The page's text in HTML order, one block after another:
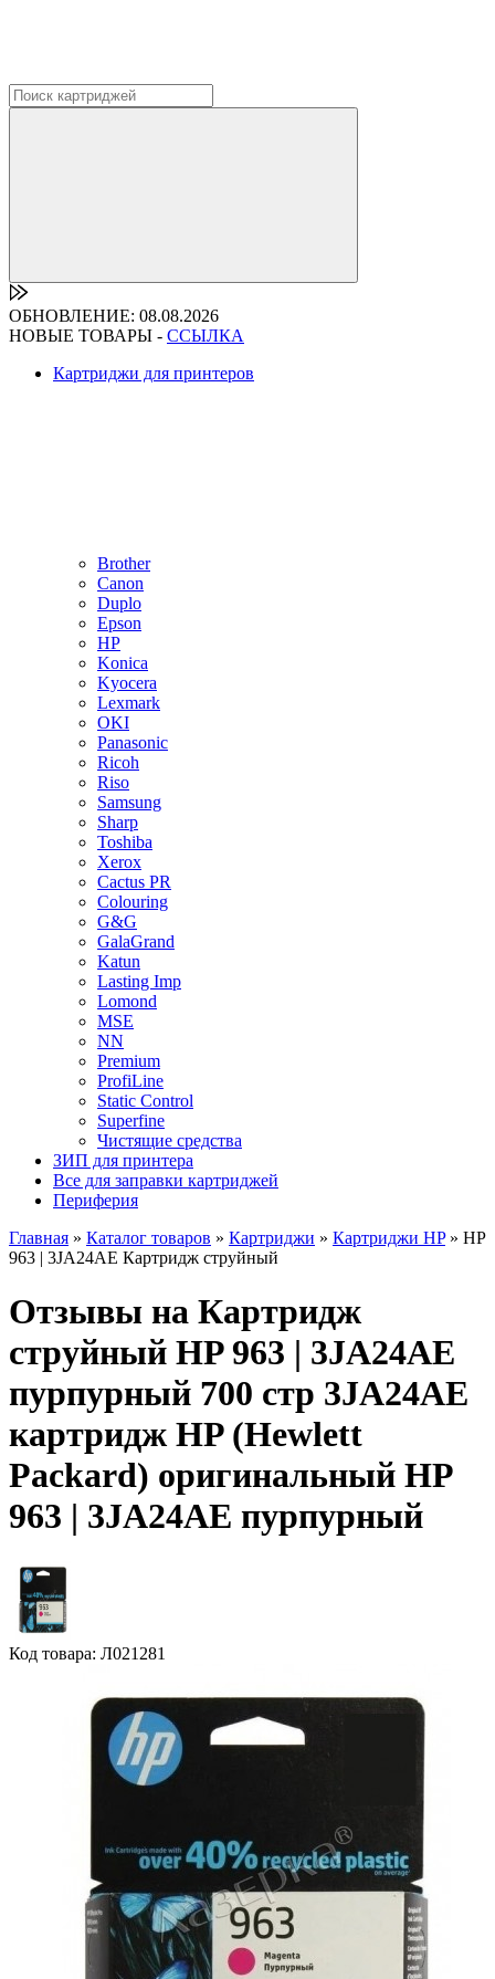
ОБНОВЛЕНИЕ: 08.08.2026
НОВЫЕ ТОВАРЫ - ССЫЛКА
Картриджи для принтеров
Brother
Canon
Duplo
Epson
HP
Konica
Kyocera
Lexmark
OKI
Panasonic
Ricoh
Riso
Samsung
Sharp
Toshiba
Xerox
Cactus PR
Colouring
G&G
GalaGrand
Katun
Lasting Imp
Lomond
MSE
NN
Premium
ProfiLine
Static Control
Superfine
Чистящие средства
ЗИП для принтера
Все для заправки картриджей
Периферия
Главная » Каталог товаров » Картриджи » Картриджи HP» HP
963 | 3JA24AE Картридж струйный
Отзывы на Картридж
струйный HP 963 | 3JA24AE
пурпурный 700 стр 3JA24AE
картридж HP (Hewlett
Packard) оригинальный HP
963 | 3JA24AE пурпурный
Код товара: Л021281